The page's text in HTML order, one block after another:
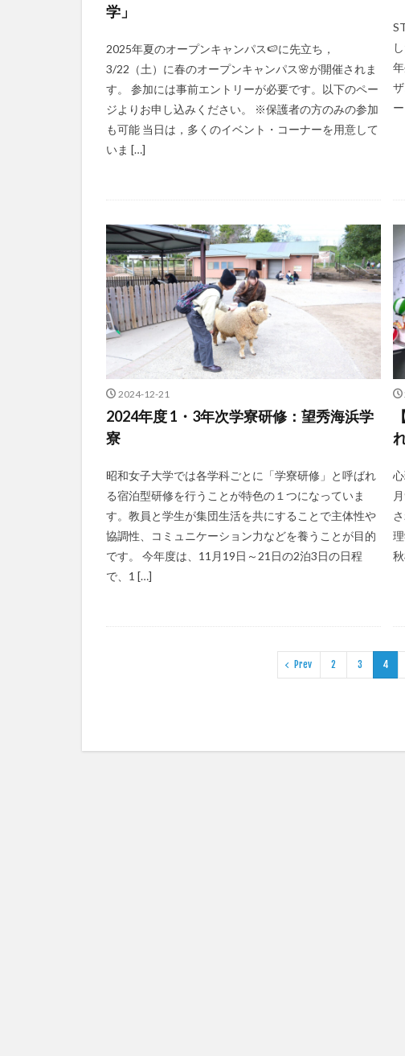
学」
2025年夏のオープンキャンパス🍉に先立ち，
3/22（土）に春のオープンキャンパス🌸が開催されま
す。 参加には事前エントリーが必要です。以下のペー
ジよりお申し込みください。 ※保護者の方のみの参加
も可能 当日は，多くのイベント・コーナーを用意して
いま […]
2024-12-21
2024年度 1・3年次学寮研修：望秀海浜学
寮
昭和女子大学では各学科ごとに「学寮研修」と呼ばれ
る宿泊型研修を行うことが特色の１つになっていま
す。教員と学生が集団生活を共にすることで主体性や
協調性、コミュニケーション力などを養うことが目的
です。 今年度は、11月19日～21日の2泊3日の日程
で、1 […]
Prev 2 3 4